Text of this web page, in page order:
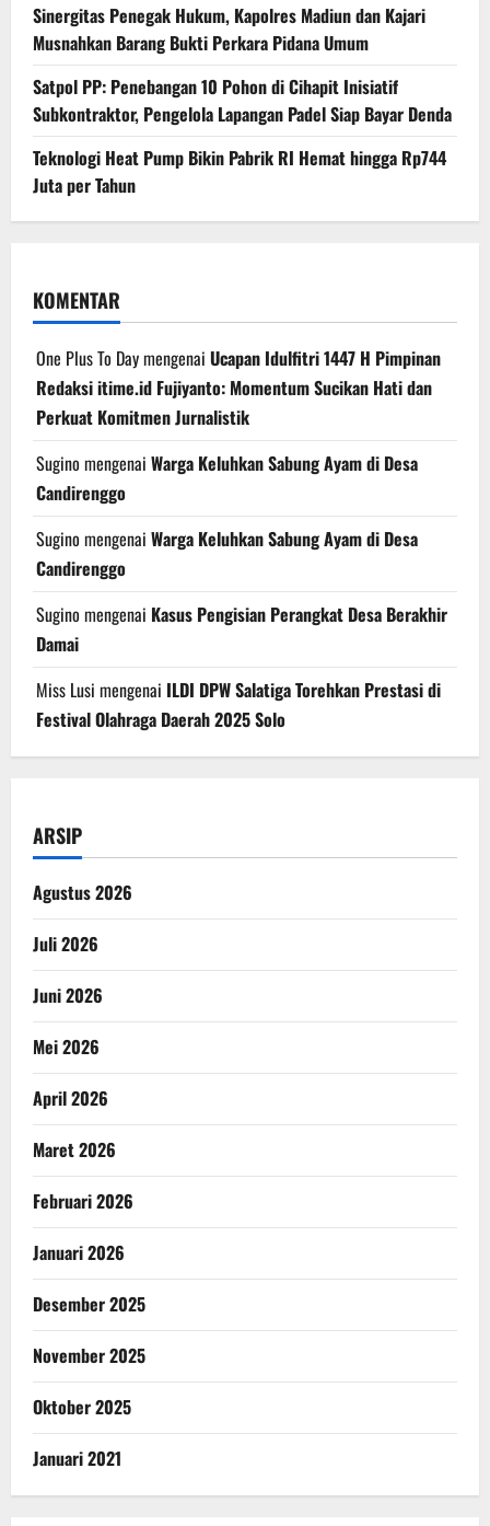
Sinergitas Penegak Hukum, Kapolres Madiun dan Kajari
Musnahkan Barang Bukti Perkara Pidana Umum
Satpol PP: Penebangan 10 Pohon di Cihapit Inisiatif
Subkontraktor, Pengelola Lapangan Padel Siap Bayar Denda
Teknologi Heat Pump Bikin Pabrik RI Hemat hingga Rp744
Juta per Tahun
KOMENTAR
One Plus To Daymengenai Ucapan Idulfitri 1447 H Pimpinan
Redaksi itime.id Fujiyanto: Momentum Sucikan Hati dan
Perkuat Komitmen Jurnalistik
Sugino mengenai Warga Keluhkan Sabung Ayam di Desa
Candirenggo
Sugino mengenai Warga Keluhkan Sabung Ayam di Desa
Candirenggo
Sugino mengenai Kasus Pengisian Perangkat Desa Berakhir
Damai
Miss Lusi mengenai ILDI DPW Salatiga Torehkan Prestasi di
Festival Olahraga Daerah 2025 Solo
ARSIP
Agustus 2026
Juli 2026
Juni 2026
Mei 2026
April 2026
Maret 2026
Februari 2026
Januari 2026
Desember 2025
November 2025
Oktober 2025
Januari 2021